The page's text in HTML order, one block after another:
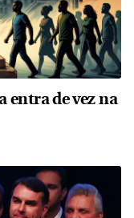
entra de vez na